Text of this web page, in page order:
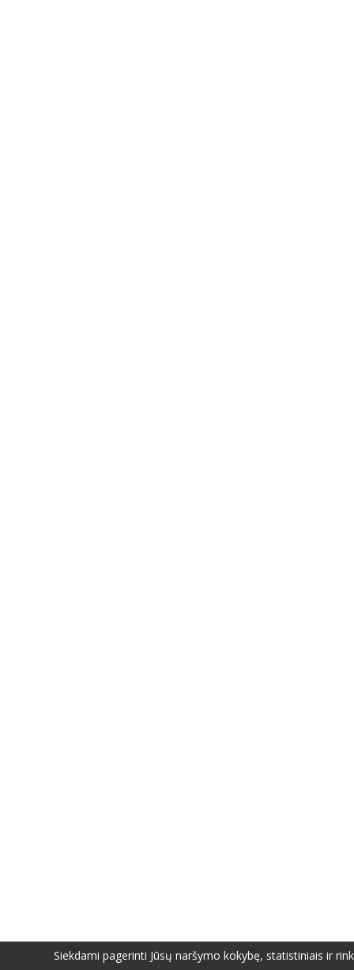
Siekdami pagerinti Jūsų naršymo kokybę, statistiniais ir